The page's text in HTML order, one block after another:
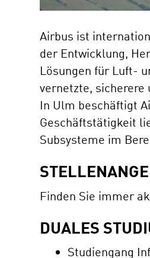
Airbus ist
der Entwicklung,
Lösungen für Luft-
vernetzte, sicherere
In Ulm beschäftigt
Geschäftstätigkeit
Subsysteme im
Finden Sie immer
DUALES
Studiengang